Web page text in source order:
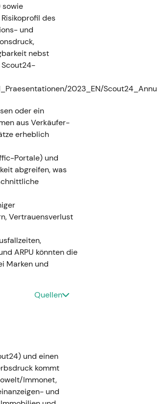
Schub;
[10]
M&A
2023 aus dem
März 2023 bis
,[21],[19],[34]
Zukäufen, um
Die Stimmung
[21]
die
2023), gefolgt
stabilisierten
bestätigte den
und
kombiniert mit
getragen von
Rückkäufe[41]
sowie
des
und
nebst
2023_EN/
oder ein
aus Verkäufer-
erheblich
Portale) und
abgreifen, was
Vertrauensverlust
ARPU könnten die
Marken und
Quellen
und einen
kommt
Immonet,
und